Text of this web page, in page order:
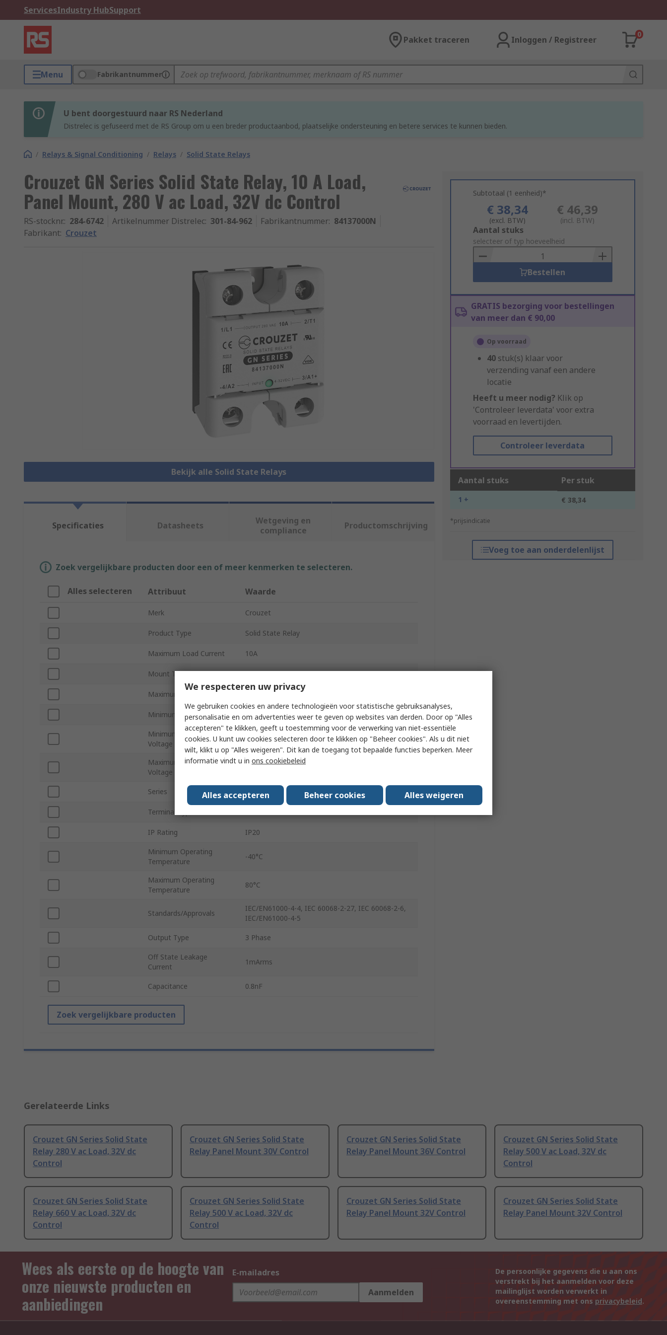
ServicesIndustry HubSupport
Pakket traceren Inloggen / Registreer
0
Menu Fabrikantnummer
U bent doorgestuurd naar RS Nederland
Distrelec is gefuseerd met de RS Group om u een breder productaanbod, plaatselijke ondersteuning en betere services te kunnen bieden.
/ Relays & Signal Conditioning / Relays / Solid State Relays
Crouzet GN Series Solid State Relay, 10 A Load,
Panel Mount, 280 V ac Load, 32V dc Control
RS-stocknr.: 284-6742 Artikelnummer Distrelec: 301-84-962 Fabrikantnummer: 84137000N
Fabrikant: Crouzet
Bekijk alle Solid State Relays
Subtotaal (1 eenheid)*
€ 38,34
(excl. BTW)
€ 46,39
(incl. BTW)
Add
to
Basket
Aantal stuks
selecteer of typ hoeveelheid
Bestellen
GRATIS bezorging voor bestellingen
van meer dan € 90,00
Op voorraad
40 stuk(s) klaar voor
verzending vanaf een andere
locatie
Heeft u meer nodig? Klik op
'Controleer leverdata' voor extra
voorraad en levertijden.
Controleer leverdata
Aantal stuks Per stuk
1 + € 38,34
*prijsindicatie
Voeg toe aan onderdelenlijst
Specificaties Datasheets
Wetgeving en
compliance
Productomschrijving
Zoek vergelijkbare producten door een of meer kenmerken te selecteren.
Alles selecteren Attribuut Waarde
Merk Crouzet
Product Type Solid State Relay
Maximum Load Current 10A
Mount Type Panel
Maximum Load Voltage
Minimum Load Voltage 24V ac
Minimum Control
Voltage
4V dc
Maximum Control
Voltage
32V dc
Series GN
Terminal Type
IP Rating IP20
Minimum Operating
Temperature
-40°C
Maximum Operating
Temperature
80°C
Standards/Approvals
IEC/EN61000-4-4, IEC 60068-2-27, IEC 60068-2-6,
IEC/EN61000-4-5
Output Type 3 Phase
Off State Leakage
Current
1mArms
Capacitance 0.8nF
Zoek vergelijkbare producten
Gerelateerde Links
Crouzet GN Series Solid State
Relay 280 V ac Load, 32V dc
Control
Crouzet GN Series Solid State
Relay Panel Mount 30V Control
Crouzet GN Series Solid State
Relay Panel Mount 36V Control
Crouzet GN Series Solid State
Relay 500 V ac Load, 32V dc
Control
Crouzet GN Series Solid State
Relay 660 V ac Load, 32V dc
Control
Crouzet GN Series Solid State
Relay 500 V ac Load, 32V dc
Control
Crouzet GN Series Solid State
Relay Panel Mount 32V Control
Crouzet GN Series Solid State
Relay Panel Mount 32V Control
Wees als eerste op de hoogte van
onze nieuwste producten en
aanbiedingen
E-mailadres
Aanmelden
De persoonlijke gegevens die u aan ons
verstrekt bij het aanmelden voor deze
mailinglijst worden verwerkt in
overeenstemming met ons privacybeleid.
We respecteren uw privacy
We gebruiken cookies en andere technologieën voor statistische gebruiksanalyses,
personalisatie en om advertenties weer te geven op websites van derden. Door op "Alles
accepteren" te klikken, geeft u toestemming voor de verwerking van niet-essentiële
cookies. U kunt uw cookies selecteren door te klikken op "Beheer cookies". Als u dit niet
wilt, klikt u op "Alles weigeren". Dit kan de toegang tot bepaalde functies beperken. Meer
informatie vindt u in ons cookiebeleid
Alles accepteren Beheer cookies Alles weigeren